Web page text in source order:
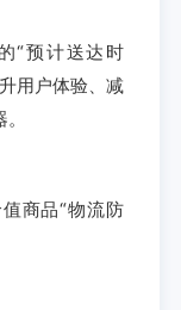
“预计送达时
用户体验、减
商品“物流防